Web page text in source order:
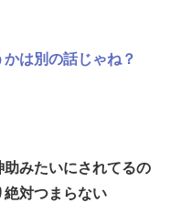
は別の話じゃね？
みたいにされてるの
対つまらない